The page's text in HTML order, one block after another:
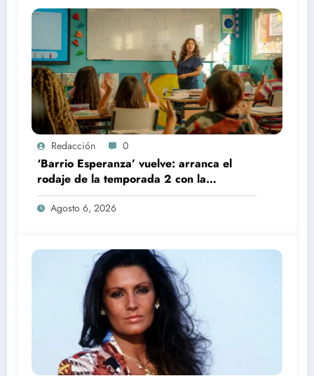
Redacción 0
‘Barrio Esperanza’ vuelve: arranca el
rodaje de la temporada 2 con la
incorporación de María Castro
Agosto 6, 2026